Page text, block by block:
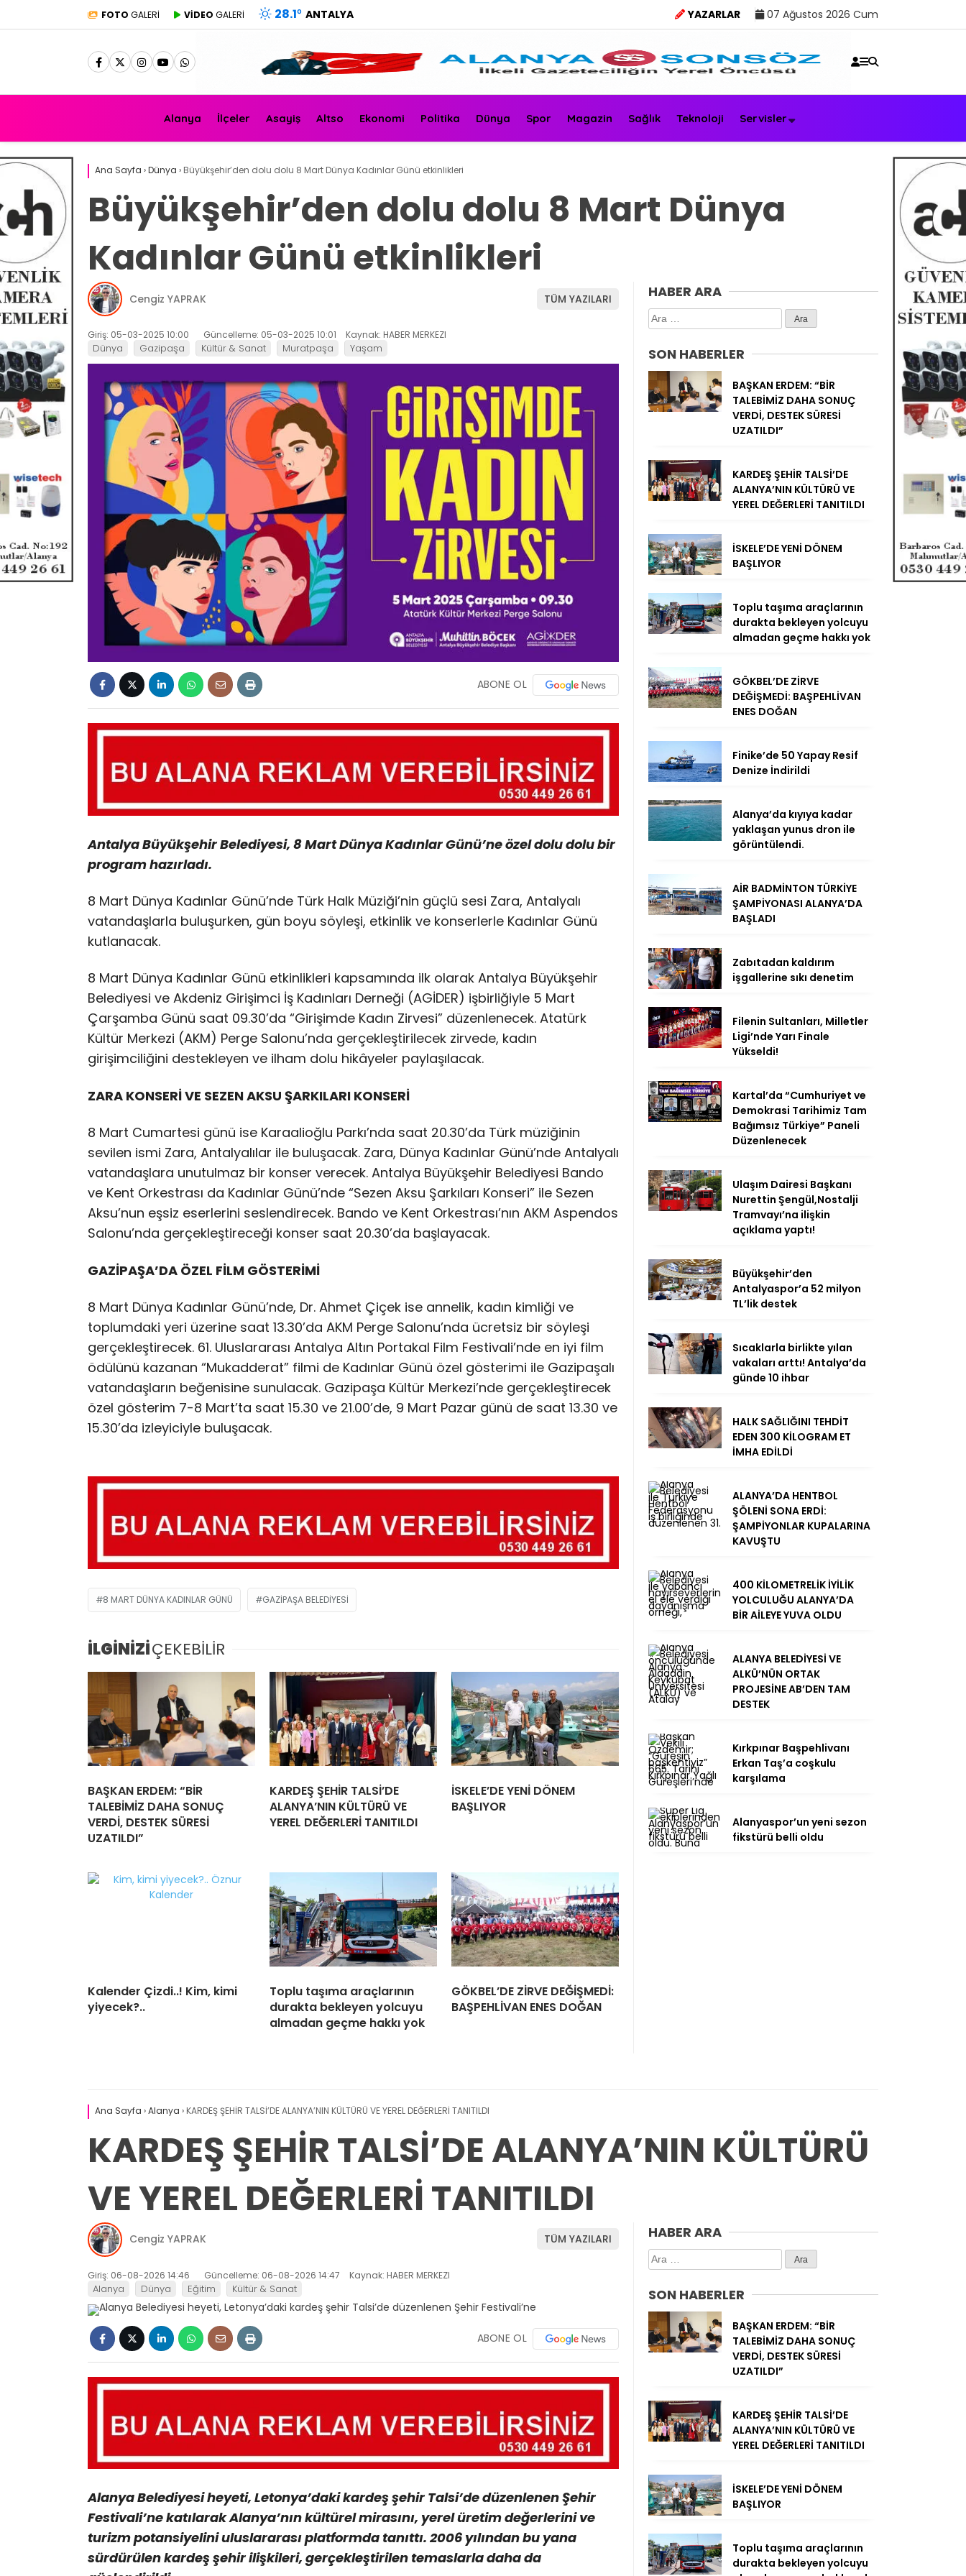
FOTO GALERİ VİDEO GALERİ 28.1° ANTALYA YAZARLAR 07 Ağustos 2026 Cum
Alanya İlçeler Asayiş Altso Ekonomi Politika Dünya Spor Magazin Sağlık Teknoloji Servisler
Ana Sayfa ›Dünya › Büyükşehir’den dolu dolu 8 Mart Dünya Kadınlar Günü etkinlikleri
Büyükşehir’den dolu dolu 8 Mart Dünya
Kadınlar Günü etkinlikleri
Cengiz YAPRAK TÜM YAZILARI
Giriş: 05-03-2025 10:00 Güncelleme: 05-03-2025 10:01 Kaynak: HABER MERKEZI
Dünya Gazipaşa Kültür & Sanat Muratpaşa Yaşam
ABONE OL
Antalya Büyükşehir Belediyesi, 8 Mart Dünya Kadınlar Günü’ne özel dolu dolu bir
program hazırladı.
8 Mart Dünya Kadınlar Günü’nde Türk Halk Müziği’nin güçlü sesi Zara, Antalyalı
vatandaşlarla buluşurken, gün boyu söyleşi, etkinlik ve konserlerle Kadınlar Günü
kutlanacak.
8 Mart Dünya Kadınlar Günü etkinlikleri kapsamında ilk olarak Antalya Büyükşehir
Belediyesi ve Akdeniz Girişimci İş Kadınları Derneği (AGİDER) işbirliğiyle 5 Mart
Çarşamba Günü saat 09.30’da “Girişimde Kadın Zirvesi” düzenlenecek. Atatürk
Kültür Merkezi (AKM) Perge Salonu’nda gerçekleştirilecek zirvede, kadın
girişimciliğini destekleyen ve ilham dolu hikâyeler paylaşılacak.
ZARA KONSERİ VE SEZEN AKSU ŞARKILARI KONSERİ
8 Mart Cumartesi günü ise Karaalioğlu Parkı’nda saat 20.30’da Türk müziğinin
sevilen ismi Zara, Antalyalılar ile buluşacak. Zara, Dünya Kadınlar Günü’nde Antalyalı
vatandaşlara unutulmaz bir konser verecek. Antalya Büyükşehir Belediyesi Bando
ve Kent Orkestrası da Kadınlar Günü’nde “Sezen Aksu Şarkıları Konseri” ile Sezen
Aksu’nun eşsiz eserlerini seslendirecek. Bando ve Kent Orkestrası’nın AKM Aspendos
Salonu’nda gerçekleştireceği konser saat 20.30’da başlayacak.
GAZİPAŞA’DA ÖZEL FİLM GÖSTERİMİ
8 Mart Dünya Kadınlar Günü’nde, Dr. Ahmet Çiçek ise annelik, kadın kimliği ve
toplumdaki yeri üzerine saat 13.30’da AKM Perge Salonu’nda ücretsiz bir söyleşi
gerçekleştirecek. 61. Uluslararası Antalya Altın Portakal Film Festivali’nde en iyi film
ödülünü kazanan “Mukadderat” filmi de Kadınlar Günü özel gösterimi ile Gazipaşalı
vatandaşların beğenisine sunulacak. Gazipaşa Kültür Merkezi’nde gerçekleştirecek
özel gösterim 7-8 Mart’ta saat 15.30 ve 21.00’de, 9 Mart Pazar günü de saat 13.30 ve
15.30’da izleyiciyle buluşacak.
8 MART DÜNYA KADINLAR GÜNÜ GAZIPAŞA BELEDIYESI
İLGİNİZİÇEKEBİLİR
BAŞKAN ERDEM: “BİR
TALEBİMİZ DAHA SONUÇ
VERDİ, DESTEK SÜRESİ
UZATILDI”
KARDEŞ ŞEHİR TALSİ’DE
ALANYA’NIN KÜLTÜRÜ VE
YEREL DEĞERLERİ TANITILDI
İSKELE’DE YENİ DÖNEM
BAŞLIYOR
Kalender Çizdi..! Kim, kimi
yiyecek?..
Toplu taşıma araçlarının
durakta bekleyen yolcuyu
almadan geçme hakkı yok
GÖKBEL’DE ZİRVE DEĞİŞMEDİ:
BAŞPEHLİVAN ENES DOĞAN
HABER ARA
Arama:
SON HABERLER
BAŞKAN ERDEM: “BİR
TALEBİMİZ DAHA SONUÇ
VERDİ, DESTEK SÜRESİ
UZATILDI”
KARDEŞ ŞEHİR TALSİ’DE
ALANYA’NIN KÜLTÜRÜ VE
YEREL DEĞERLERİ TANITILDI
İSKELE’DE YENİ DÖNEM
BAŞLIYOR
Toplu taşıma araçlarının
durakta bekleyen yolcuyu
almadan geçme hakkı yok
GÖKBEL’DE ZİRVE
DEĞİŞMEDİ: BAŞPEHLİVAN
ENES DOĞAN
Finike’de 50 Yapay Resif
Denize İndirildi
Alanya’da kıyıya kadar
yaklaşan yunus dron ile
görüntülendi.
AİR BADMİNTON TÜRKİYE
ŞAMPİYONASI ALANYA’DA
BAŞLADI
Zabıtadan kaldırım
işgallerine sıkı denetim
Filenin Sultanları, Milletler
Ligi’nde Yarı Finale
Yükseldi!
Kartal’da “Cumhuriyet ve
Demokrasi Tarihimiz Tam
Bağımsız Türkiye” Paneli
Düzenlenecek
Ulaşım Dairesi Başkanı
Nurettin Şengül,Nostalji
Tramvayı’na ilişkin
açıklama yaptı!
Büyükşehir’den
Antalyaspor’a 52 milyon
TL’lik destek
Sıcaklarla birlikte yılan
vakaları arttı! Antalya’da
günde 10 ihbar
HALK SAĞLIĞINI TEHDİT
EDEN 300 KİLOGRAM ET
İMHA EDİLDİ
ALANYA’DA HENTBOL
ŞÖLENİ SONA ERDİ:
ŞAMPİYONLAR KUPALARINA
KAVUŞTU
400 KİLOMETRELİK İYİLİK
YOLCULUĞU ALANYA’DA
BİR AİLEYE YUVA OLDU
ALANYA BELEDİYESİ VE
ALKÜ’NÜN ORTAK
PROJESİNE AB’DEN TAM
DESTEK
Kırkpınar Başpehlivanı
Erkan Taş’a coşkulu
karşılama
Alanyaspor’un yeni sezon
fikstürü belli oldu
Ana Sayfa ›Alanya › KARDEŞ ŞEHİR TALSİ’DE ALANYA’NIN KÜLTÜRÜ VE YEREL DEĞERLERİ TANITILDI
KARDEŞ ŞEHİR TALSİ’DE ALANYA’NIN KÜLTÜRÜ
VE YEREL DEĞERLERİ TANITILDI
Cengiz YAPRAK TÜM YAZILARI
Giriş: 06-08-2026 14:46 Güncelleme: 06-08-2026 14:47 Kaynak: HABER MERKEZI
Alanya Dünya Eğitim Kültür & Sanat
ABONE OL
Alanya Belediyesi heyeti, Letonya’daki kardeş şehir Talsi’de düzenlenen Şehir
Festivali’ne katılarak Alanya’nın kültürel mirasını, yerel üretim değerlerini ve
turizm potansiyelini uluslararası platformda tanıttı. 2006 yılından bu yana
sürdürülen kardeş şehir ilişkileri, gerçekleştirilen temaslarla daha da
HABER ARA
Arama:
SON HABERLER
BAŞKAN ERDEM: “BİR
TALEBİMİZ DAHA SONUÇ
VERDİ, DESTEK SÜRESİ
UZATILDI”
KARDEŞ ŞEHİR TALSİ’DE
ALANYA’NIN KÜLTÜRÜ VE
YEREL DEĞERLERİ TANITILDI
İSKELE’DE YENİ DÖNEM
BAŞLIYOR
Toplu taşıma araçlarının
durakta bekleyen yolcuyu